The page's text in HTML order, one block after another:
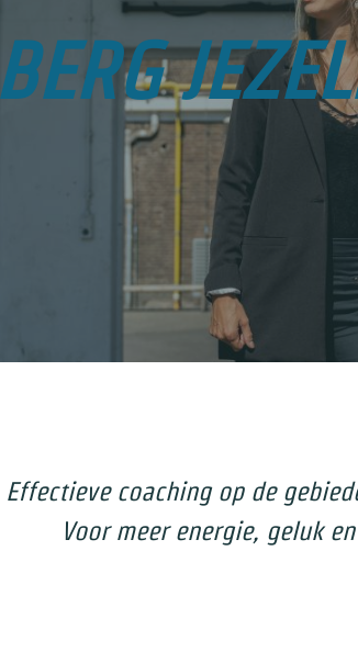
BERG
Effectieve coaching op de
Voor meer energie, geluk